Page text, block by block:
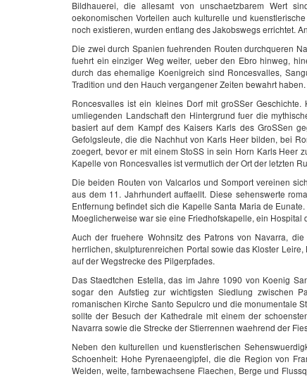
Bildhauerei, die allesamt von unschaetzbarem Wert
oekonomischen Vorteilen auch kulturelle und
noch existieren, wurden entlang des Jakobswegs errichtet.
Die zwei durch Spanien fuehrenden Routen durchqueren
fuehrt ein einziger Weg weiter, ueber den Ebro hinweg,
durch das ehemalige Koenigreich sind Roncesvalles,
Tradition und den Hauch vergangener Zeiten bewahrt haben.
Roncesvalles ist ein kleines Dorf mit groSSer
umliegenden Landschaft den Hintergrund fuer die
basiert auf dem Kampf des Kaisers Karls des GroSSen
Gefolgsleute, die die Nachhut von Karls Heer bilden, bei
zoegert, bevor er mit einem StoSS in sein Horn Karls Heer
Kapelle von Roncesvalles ist vermutlich der Ort der letzten
Die beiden Routen von Valcarlos und Somport vereinen
aus dem 11. Jahrhundert auffaellt. Diese sehenswerte
Entfernung befindet sich die Kapelle Santa Maria de
Moeglicherweise war sie eine Friedhofskapelle, ein
Auch der fruehere Wohnsitz des Patrons von Navarra,
herrlichen, skulpturenreichen Portal sowie das Kloster
auf der Wegstrecke des Pilgerpfades.
Das Staedtchen Estella, das im Jahre 1090 von Koenig
sogar den Aufstieg zur wichtigsten Siedlung zwischen
romanischen Kirche Santo Sepulcro und die monumentale
sollte der Besuch der Kathedrale mit einem der
Navarra sowie die Strecke der Stierrennen waehrend der
Neben den kulturellen und kuenstlerischen
Schoenheit: Hohe Pyrenaeengipfel, die die Region von
Weiden, weite, farnbewachsene Flaechen, Berge und